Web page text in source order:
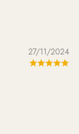
27/11/2024